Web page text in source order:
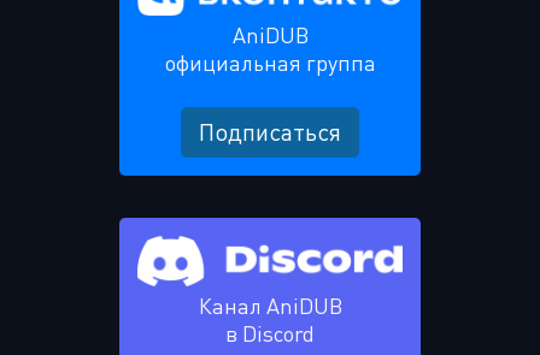
AniDUB
официальная группа
Подписаться
Канал AniDUB
в Discord